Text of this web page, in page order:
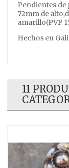
Pendientes de
72mm de
amarillo(PVP
Hechos en
11